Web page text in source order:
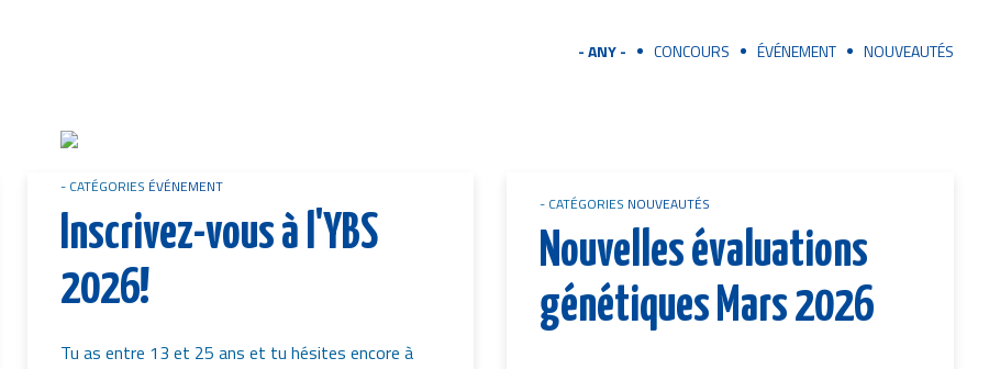
- ANY - CONCOURS ÉVÉNEMENT NOUVEAUTÉS
Image
CATÉGORIES ÉVÉNEMENT
Inscrivez-vous à l'YBS
2026!
Tu as entre 13 et 25 ans et tu hésites encore à
CATÉGORIES NOUVEAUTÉS
Nouvelles évaluations
génétiques Mars 2026